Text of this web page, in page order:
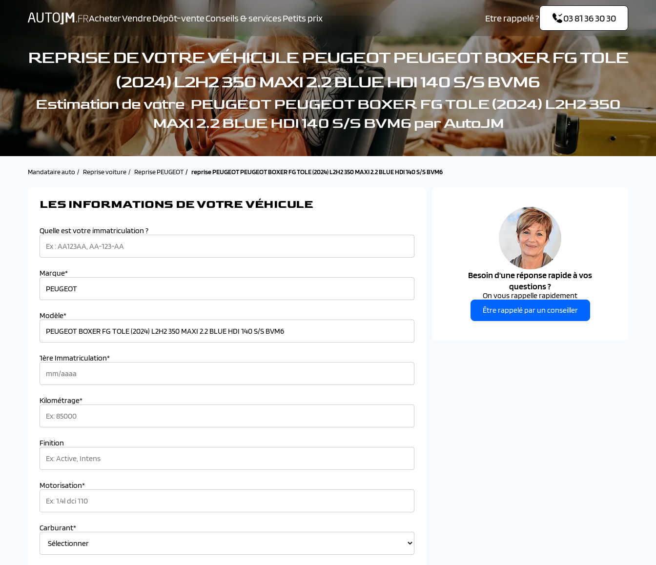
AcheterVendreDépôt-venteConseils & servicesPetits prix Etre rappelé ? 03 81 36 30 30
REPRISE DE VOTRE VÉHICULE PEUGEOT PEUGEOT BOXER FG TOLE
(2024) L2H2 350 MAXI 2.2 BLUE HDI 140 S/S BVM6
Estimation de votre PEUGEOT PEUGEOT BOXER FG TOLE (2024) L2H2 350
MAXI 2.2 BLUE HDI 140 S/S BVM6 par AutoJM
Mandataire auto Reprise voiture Reprise PEUGEOT reprise PEUGEOT PEUGEOT BOXER FG TOLE (2024) L2H2 350 MAXI 2.2 BLUE HDI 140 S/S BVM6
LES INFORMATIONS DE VOTRE VÉHICULE
Quelle est votre immatriculation ?
Marque*
Modèle*
1ère Immatriculation*
Kilométrage*
Finition
Motorisation*
Carburant*
Besoin d'une réponse rapide à vos
questions ?
On vous rappelle rapidement
Être rappelé par un conseiller